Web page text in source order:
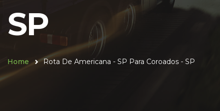
SP
Home Rota De Americana - SP Para Coroados - SP